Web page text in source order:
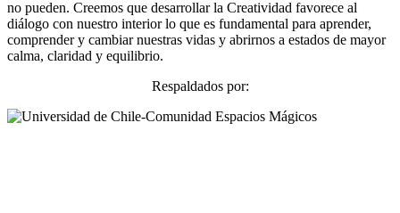
no pueden. Creemos que desarrollar la Creatividad favorece al
diálogo con nuestro interior lo que es fundamental para aprender,
comprender y cambiar nuestras vidas y abrirnos a estados de mayor
calma, claridad y equilibrio.
Respaldados por: